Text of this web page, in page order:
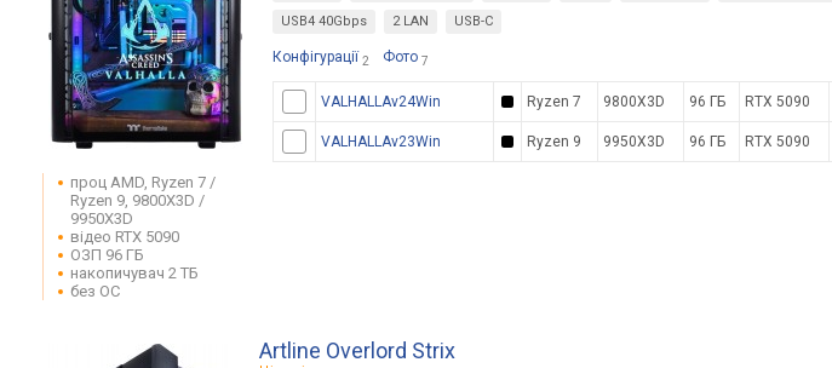
проц AMD, Ryzen 7 /
Ryzen 9, 9800X3D /
9950X3D
відео RTX 5090
ОЗП 96 ГБ
накопичувач 2 ТБ
без ОС
USB4 40Gbps
2 LAN USB-C
Конфігурації 2 Фото 7
VALHALLAv24Win Ryzen 7 9800X3D 96 ГБ RTX 5090
VALHALLAv23Win Ryzen 9 9950X3D 96 ГБ RTX 5090
Artline Overlord Strix